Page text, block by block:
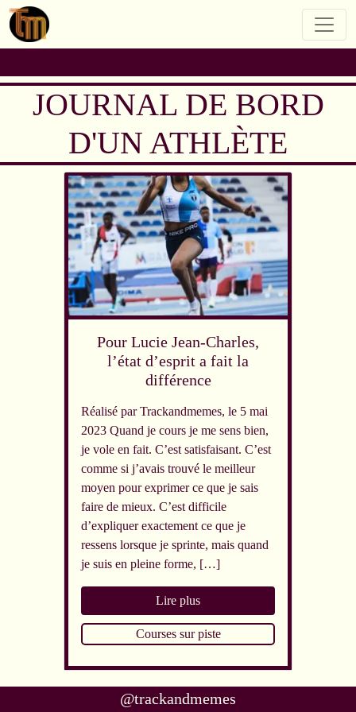
JOURNAL DE BORD
D'UN ATHLÈTE
Pour Lucie Jean-Charles,
l’état d’esprit a fait la
différence
Réalisé par Trackandmemes, le 5 mai
2023 Quand je cours je me sens bien,
je vole en fait. C’est satisfaisant. C’est
comme si j’avais trouvé le meilleur
moyen pour exprimer ce que je sais
faire de mieux. C’est difficile
d’expliquer exactement ce que je
ressens lorsque je sprinte, mais quand
je suis en pleine forme, […]
Lire plus
Courses sur piste
@trackandmemes